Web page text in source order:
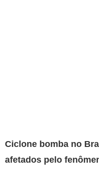
Ciclone bomba no
afetados pelo